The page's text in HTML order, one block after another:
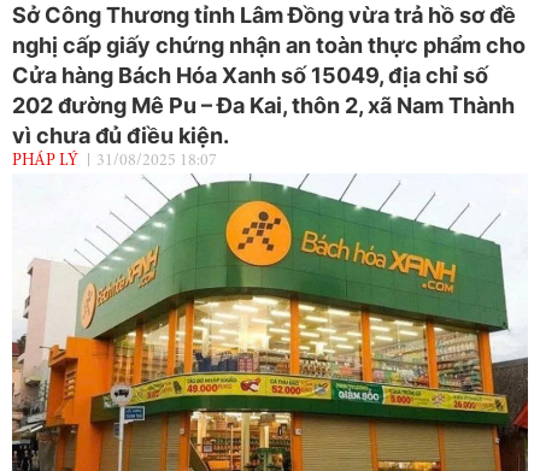
Sở Công Thương tỉnh Lâm Đồng vừa trả hồ sơ đề
nghị cấp giấy chứng nhận an toàn thực phẩm cho
Cửa hàng Bách Hóa Xanh số 15049, địa chỉ số
202 đường Mê Pu – Đa Kai, thôn 2, xã Nam Thành
vì chưa đủ điều kiện.
PHÁP LÝ 31/08/2025 18:07